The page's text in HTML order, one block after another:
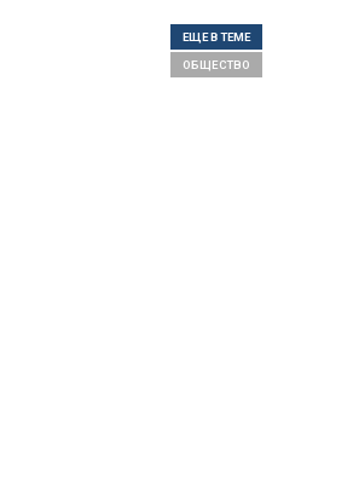
ЕЩЕ В ТЕМЕ
ОБЩЕСТВO